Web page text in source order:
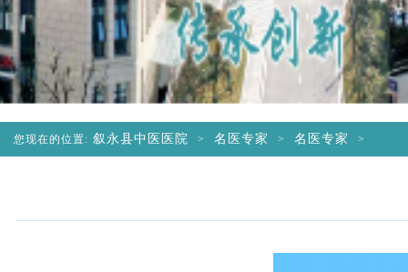
您现在的位置: 叙永县中医医院 > 名医专家 > 名医专家 >